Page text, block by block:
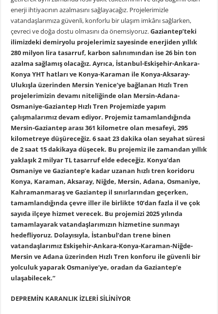
enerji ihtiyacının azalmasını sağlayacağız. Projelerimizle
vatandaşlarımıza güvenli, konforlu bir ulaşım imkânı sağlarken,
çevreci ve doğa dostu olmasını da önemsiyoruz.Gaziantep’teki
ilimizdeki demiryolu projelerimiz sayesinde enerjiden yıllık
280 milyon lira tasarruf, karbon salınımından ise 26 bin ton
azalma sağlamış olacağız. Ayrıca, İstanbul-Eskişehir-Ankara-
Konya YHT hatları ve Konya-Karaman ile Konya-Aksaray-
Ulukışla üzerinden Mersin Yenice’ye bağlanan Hızlı Tren
projelerimizin devamı niteliğinde olan Mersin-Adana-
Osmaniye-Gaziantep Hızlı Tren Projemizde yapım
çalışmalarımız devam ediyor. Projemiz tamamlandığında
Mersin-Gaziantep arası 361 kilometre olan mesafeyi, 295
kilometreye düşüreceğiz. 6 saat 23 dakika olan seyahat süresi
de 2 saat 15 dakikaya düşecek. Bu projemiz ile zamandan yıllık
yaklaşık 2 milyar TL tasarruf elde edeceğiz. Konya’dan
Osmaniye ve Gaziantep’e kadar uzanan hızlı tren koridoru
Konya, Karaman, Aksaray, Niğde, Mersin, Adana, Osmaniye,
Kahramanmaraş ve Gaziantep il sınırlarından geçerken,
tamamlandığında çevre iller ile birlikte 10’dan fazla il ve çok
sayıda ilçeye hizmet verecek. Bu projemizi 2025 yılında
tamamlayarak vatandaşlarımızın hizmetine sunmayı
hedefliyoruz. Dolayısıyla, İstanbul’dan trene binen
vatandaşlarımız Eskişehir-Ankara-Konya-Karaman-Niğde-
Mersin ve Adana üzerinden Hızlı Tren konforu ile güvenli bir
yolculuk yaparak Osmaniye’ye, oradan da Gaziantep’e
ulaşabilecek.”
DEPREMİN KARANLIK İZLERİ SİLİNİYOR